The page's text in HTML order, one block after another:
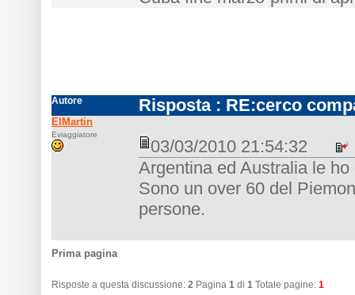
Autore Risposta : RE:cerco
ElMartin
Eviaggiatore
03/03/2010 21:54:32
Argentina ed Australia le
Sono un over 60 del
persone.
Prima pagina
Risposte a questa discussione: 2 Pagina 1 di 1 Totale pagine: 1